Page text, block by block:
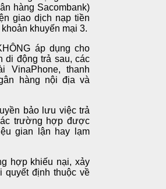
hàng Sacombank)
giao dịch nạp tiền
khuyến mại 3.
áp dụng cho
di động trả sau, các
VinaPhone, thanh
hàng nội địa và
bảo lưu việc trả
trường hợp được
gian lận hay lạm
hợp khiếu nại, xảy
quyết định thuộc về